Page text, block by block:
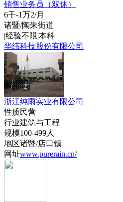
销售业务员（双休）
6千-1万2/月
诸暨/陶朱街道
|经验不限|本科
华纬科技股份有限公司
浙江纯雨实业有限公司
性质民营
行业建筑与工程
规模100-499人
地区诸暨/店口镇
网址www.purerain.cn/